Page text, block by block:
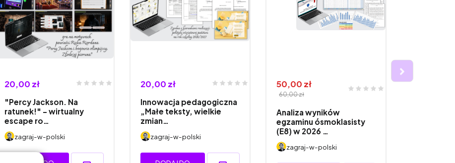
20,00 zł
"Percy Jackson. Na
ratunek!" - wirtualny
escape ro…
zagraj-w-polski
20,00 zł
Innowacja pedagogiczna
„Małe teksty, wielkie
zmian…
zagraj-w-polski
50,00 zł
60,00 zł
Analiza wyników
egzaminu ósmoklasisty
(E8) w 2026 …
zagraj-w-polski